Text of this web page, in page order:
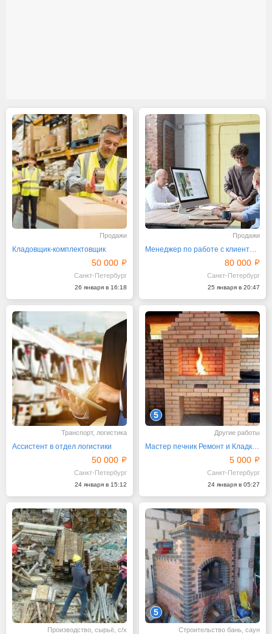
Продажи
Кладовщик-комплектовщик
50 000
Санкт-Петербург
26 января в 16:18
Продажи
Менеджер по работе с клиентами (кондитерские изделия)
80 000
Санкт-Петербург
25 января в 20:47
Транспорт, логистика
Ассистент в отдел логистики
50 000
Санкт-Петербург
24 января в 15:12
5
Другие работы
Мастер печник Ремонт и Кладка печей и каминов
5 000
Санкт-Петербург
24 января в 05:27
Производство, сырьё, с/х
5
Строительство бань, саун